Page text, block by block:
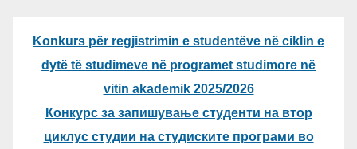
Konkurs për regjistrimin e studentëve në ciklin e
dytë të studimeve në programet studimore në
vitin akademik 2025/2026
Конкурс за запишување студенти на втор
циклус студии на студиските програми во